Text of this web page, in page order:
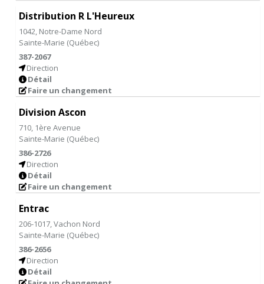
Distribution R L'Heureux
1042, Notre-Dame Nord
Sainte-Marie (Québec)
387-2067
Direction
Détail
Faire un changement
Division Ascon
710, 1ère Avenue
Sainte-Marie (Québec)
386-2726
Direction
Détail
Faire un changement
Entrac
206-1017, Vachon Nord
Sainte-Marie (Québec)
386-2656
Direction
Détail